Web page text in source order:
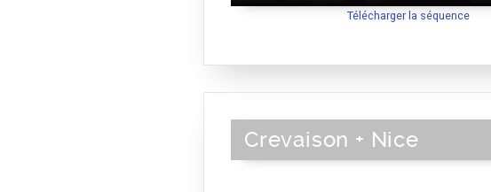
Télécharger la séquence
Crevaison + Nice